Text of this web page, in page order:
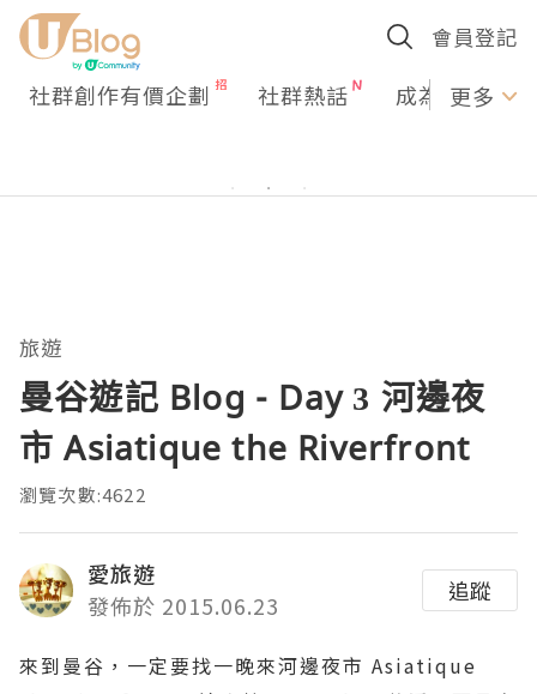
會員登記
社群創作有價企劃 社群熱話 成為U更多
旅遊
曼谷遊記 Blog - Day 3 河邊夜
市 Asiatique the Riverfront
瀏覽次數:4622
愛旅遊
發佈於 2015.06.23
追蹤
來到曼谷，一定要找一晚來河邊夜市 Asiatique